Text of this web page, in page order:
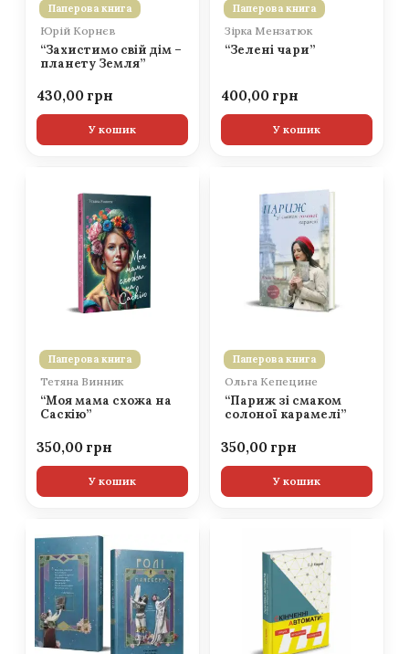
Паперова книга
Юрій Корнєв
“Захистимо свій дім –
планету Земля”
430,00
У кошик
Паперова книга
Зірка Мензатюк
“Зелені чари”
400,00
У кошик
Паперова книга
Тетяна Винник
“Моя мама схожа на
Саскію”
350,00
У кошик
Паперова книга
Ольга Кепецине
“Париж зі смаком
солоної карамелі”
350,00
У кошик